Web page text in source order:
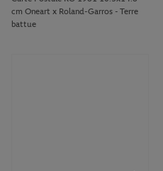
cm Oneart x Roland-Garros - Terre
battue